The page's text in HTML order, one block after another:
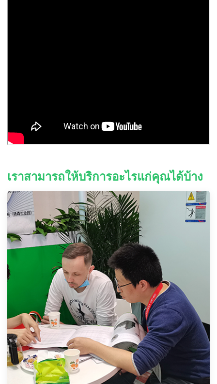
เราสามารถให้บริการอะไรแก่คุณได้บ้าง